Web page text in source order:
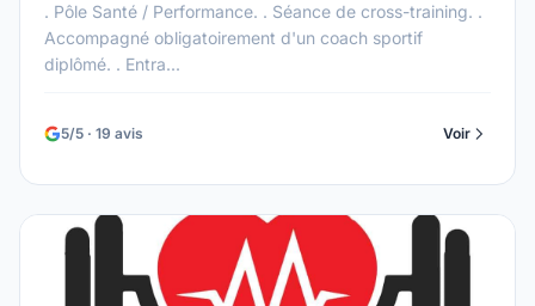
. Pôle Santé / Performance. . Séance de cross-training. .
Accompagné obligatoirement d'un coach sportif
diplômé. . Entra...
5/5 · 19 avis Voir